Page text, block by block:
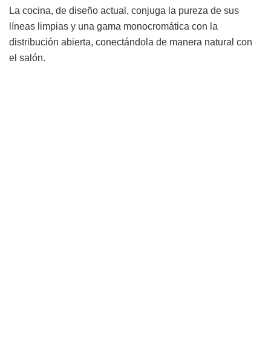
La cocina, de diseño actual, conjuga la pureza de sus
líneas limpias y una gama monocromática con la
distribución abierta, conectándola de manera natural con
el salón.